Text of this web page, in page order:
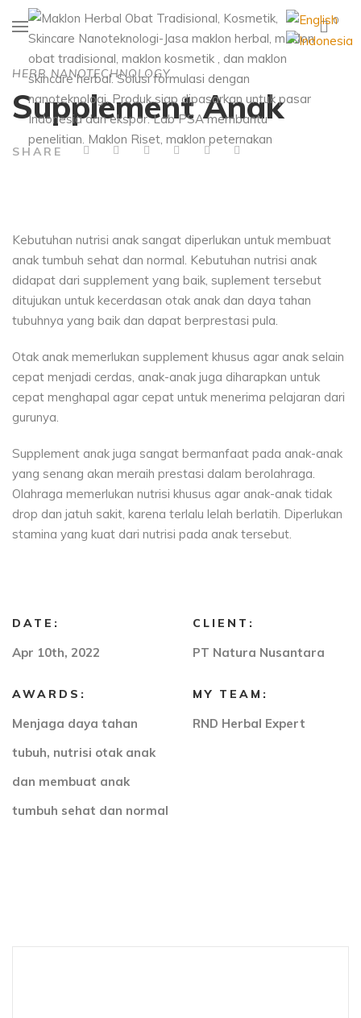
0
HERB NANOTECHNOLOGY
Supplement Anak
SHARE
Kebutuhan nutrisi anak sangat diperlukan untuk membuat
anak tumbuh sehat dan normal. Kebutuhan nutrisi anak
didapat dari supplement yang baik, suplement tersebut
ditujukan untuk kecerdasan otak anak dan daya tahan
tubuhnya yang baik dan dapat berprestasi pula.
Otak anak memerlukan supplement khusus agar anak selain
cepat menjadi cerdas, anak-anak juga diharapkan untuk
cepat menghapal agar cepat untuk menerima pelajaran dari
gurunya.
Supplement anak juga sangat bermanfaat pada anak-anak
yang senang akan meraih prestasi dalam berolahraga.
Olahraga memerlukan nutrisi khusus agar anak-anak tidak
drop dan jatuh sakit, karena terlalu lelah berlatih. Diperlukan
stamina yang kuat dari nutrisi pada anak tersebut.
DATE:
Apr 10th, 2022
CLIENT:
PT Natura Nusantara
AWARDS:
Menjaga daya tahan
tubuh, nutrisi otak anak
dan membuat anak
tumbuh sehat dan normal
MY TEAM:
RND Herbal Expert